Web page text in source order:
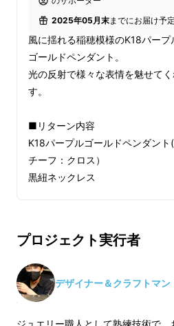
assistance.
Tel/WhatsApp: +81-80-
Wechat:eiko0828 Email:
info@jewelleryworks.net
妖艶な輝きを放
ゴールド」とは？
加えて開発されます。
返しの研究と技術開発の結
「紫色に輝くあでやかなゴ
2025年05月末までにお届け予定
風に揺れる稲穂模様のK18パープ
ゴールドペンダント。
光の反射で様々な表情を魅せてく
す。
■リターン内容
K18パープルゴールドペンダント
チーフ：クロス）
黒紐ネックレス
ス(本体）
重さ : 0.23g
縦 : 8mm
横 : 6.5mm
プロジェクト実行者
デザイナー＆クラフトマ
ジュエリー職人として熟練技術で